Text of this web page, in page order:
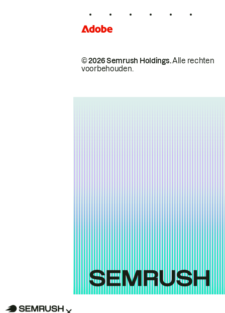
© 2026 Semrush Holdings.Alle rechten
voorbehouden.